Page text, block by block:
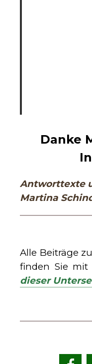
Danke
Antworttexte
Martina
Alle Beiträge
finden Sie mit
dieser